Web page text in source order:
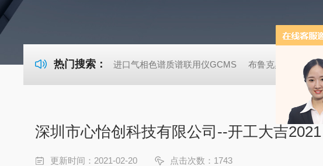
热门搜索： 进口气相色谱质谱联用仪GCMS 布鲁克桌面型XRD
深圳市心怡创科技有限公司--开工大吉2021
更新时间：2021-02-20 点击次数：1743